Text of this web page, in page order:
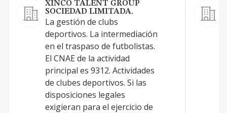
XINCO TALENT GROUP
SOCIEDAD LIMITADA.
La gestión de clubs
deportivos. La intermediación
en el traspaso de futbolistas.
El CNAE de la actividad
principal es 9312. Actividades
de clubes deportivos. Si las
disposiciones legales
exigieran para el ejercicio de